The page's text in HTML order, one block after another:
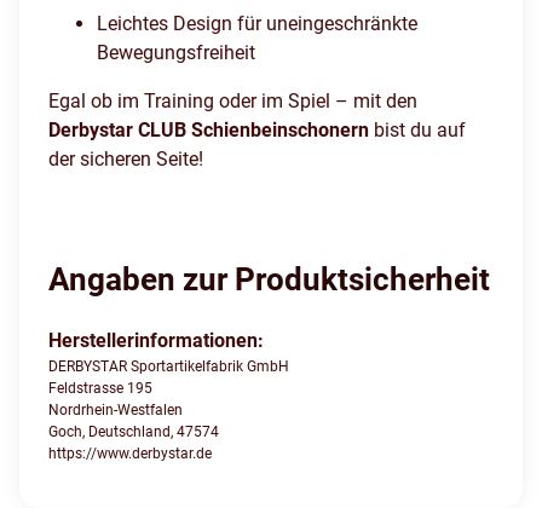
Leichtes Design für uneingeschränkte
Bewegungsfreiheit
Egal ob im Training oder im Spiel – mit den
Derbystar CLUB Schienbeinschonern bist du auf
der sicheren Seite!
Angaben zur Produktsicherheit
Herstellerinformationen:
DERBYSTAR Sportartikelfabrik GmbH
Feldstrasse 195
Nordrhein-Westfalen
Goch, Deutschland, 47574
https://www.derbystar.de